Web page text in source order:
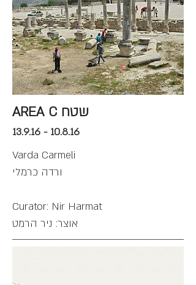
AREA C שטח
13.9.16 - 10.8.16
Varda Carmeli
ורדה כרמלי
Curator: Nir Harmat
אוצר: ניר הרמט